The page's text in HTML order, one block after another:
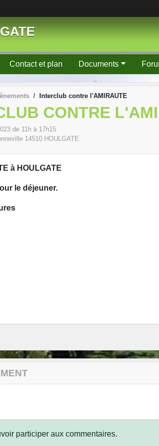
Contact et plan Documents
Interclub contre l'AMIRAUTE
CONTRE
de 11h à 17h15
14510 HOULGATE
à HOULGATE
le déjeuner.
participer aux commentaires.